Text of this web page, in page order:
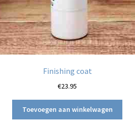
Finishing coat
€23.95
Toevoegen aan winkelwagen